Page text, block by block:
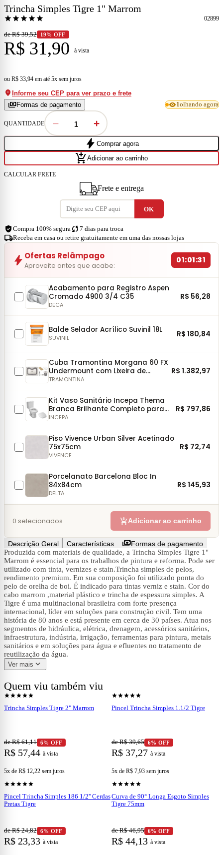
Trincha Simples Tigre 1" Marrom
star star star star star 02899
de R$ 39,52 19% OFF
R$ 31,90 à vista
ou R$ 33,94 em até 5x sem juros
location_on Informe seu CEP para ver prazo e frete
paymentsFormas de pagamento visibility1olhando agora
QUANTIDADE − +
bolt Comprar agora
add_shopping_cartAdicionar ao carrinho
CALCULAR FRETE
Frete e entrega
verified_user Compra 100% segura sync 7 dias para troca
local_shippingReceba em casa ou retire gratuitamente em uma das nossas lojas
bolt Ofertas Relâmpago
Aproveite antes que acabe:
01:01:31
Acabamento para Registro Aspen
Cromado 4900 3/4 C35
DECA
R$ 56,28
Balde Selador Acrílico Suvinil 18L
SUVINIL R$ 180,84
Cuba Tramontina Morgana 60 FX
Undermount com Lixeira de
Embutir 5L, Tábua, Dosador, Cesto
TRAMONTINA
R$ 1.382,97
Kit Vaso Sanitário Incepa Thema
Branca Brilhante Completo para
Instalação
INCEPA
R$ 797,86
Piso Vivence Urban Silver Acetinado
75x75cm
VIVENCE
R$ 72,74
Porcelanato Barcelona Bloc In
84x84cm
DELTA
R$ 145,93
0 selecionados add_shopping_cartAdicionar ao carrinho
Descrição Geral Características paymentsFormas de pagamento
Produzida com materiais de qualidade, a Trincha Simples Tigre 1"
Marrom é essencial para os trabalhos de pintura e reforma. Pode ser
utilizado com tinta, vernizes e stain.Trincha simples de pelos,
rendimento premium. Em sua composição foi utilizado ponta do
pelo de orelha de boi. É indicado para tintas verniz e stain. Cor do
cabo marrom ,material plástico e trincha de espessura simples. A
Tigre é uma multinacional brasileira com forte presença
internacional, líder em soluções para construção civil. Tem uma
história de 80 anos e está presente em cerca de 30 países. Atua nos
segmentos de hidráulica, elétrica, drenagem, acessórios sanitários,
infraestrutura, indústria, irrigação, ferramentas para pintura, metais
sanitários e em soluções para água e efluentes no tratamento de
reutilização da água.
Ver mais expand_more
Quem viu também viu
shopping_cartVer produto
starstarstarstarstar
Trincha Simples Tigre 2" Marrom
de R$ 61,11 6% OFF
R$ 57,44 à vista
5x de R$ 12,22 sem juros
starstarstarstarstar
Pincel Trincha Simples 1.1/2 Tigre
de R$ 39,65 6% OFF
R$ 37,27 à vista
5x de R$ 7,93 sem juros
Ver produto
starstarstarstarstar
Pincel Trincha Simples 186 1/2'' Cerdas
Pretas Tigre
de R$ 24,82 6% OFF
R$ 23,33 à vista
Ver produto
starstarstarstarstar
Curva de 90° Longa Esgoto Simples
Tigre 75mm
de R$ 46,95 6% OFF
R$ 44,13 à vista